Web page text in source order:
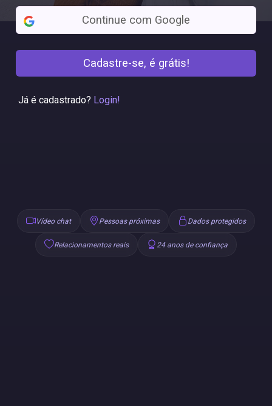
Continue com Google
Cadastre-se, é grátis!
Já é cadastrado? Login!
Vídeo chat Pessoas próximas Dados protegidos
Relacionamentos reais 24 anos de confiança